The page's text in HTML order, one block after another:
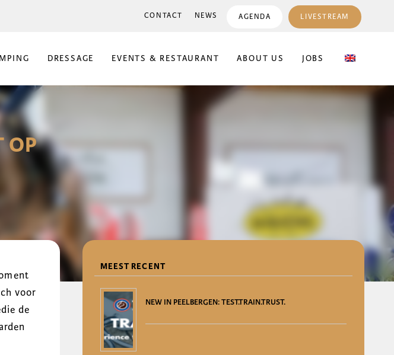
CONTACT NEWS AGENDA LIVESTREAM
DRESSAGE EVENTS & RESTAURANT ABOUT US JOBS
OP
voor
de
MEEST RECENT
NEW IN PEELBERGEN: TEST.TRAIN.TRUST.